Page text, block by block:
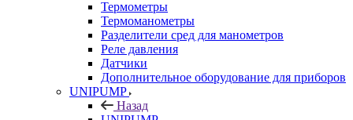
Термометры
Термоманометры
Разделители сред для манометров
Реле давления
Датчики
Дополнительное оборудование для приборов
UNIPUMP
Назад